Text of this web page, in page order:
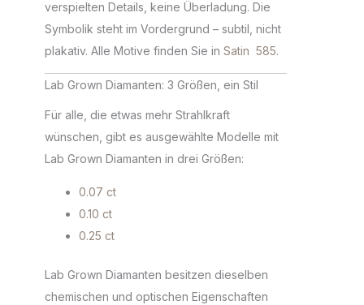
verspielten Details, keine Überladung. Die
Symbolik steht im Vordergrund – subtil, nicht
plakativ. Alle Motive finden Sie in Satin 585.
Lab Grown Diamanten: 3 Größen, ein Stil
Für alle, die etwas mehr Strahlkraft
wünschen, gibt es ausgewählte Modelle mit
Lab Grown Diamanten in drei Größen:
0.07 ct
0.10 ct
0.25 ct
Lab Grown Diamanten besitzen dieselben
chemischen und optischen Eigenschaften